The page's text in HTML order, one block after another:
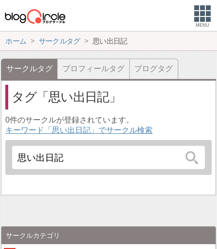
MENU
ホーム サークルタグ 思い出日記
サークルタグ プロフィールタグ ブログタグ
タグ 思い出日記
0件のサークルが登録されています。
キーワード「思い出日記」でサークル検索
サークルカテゴリ